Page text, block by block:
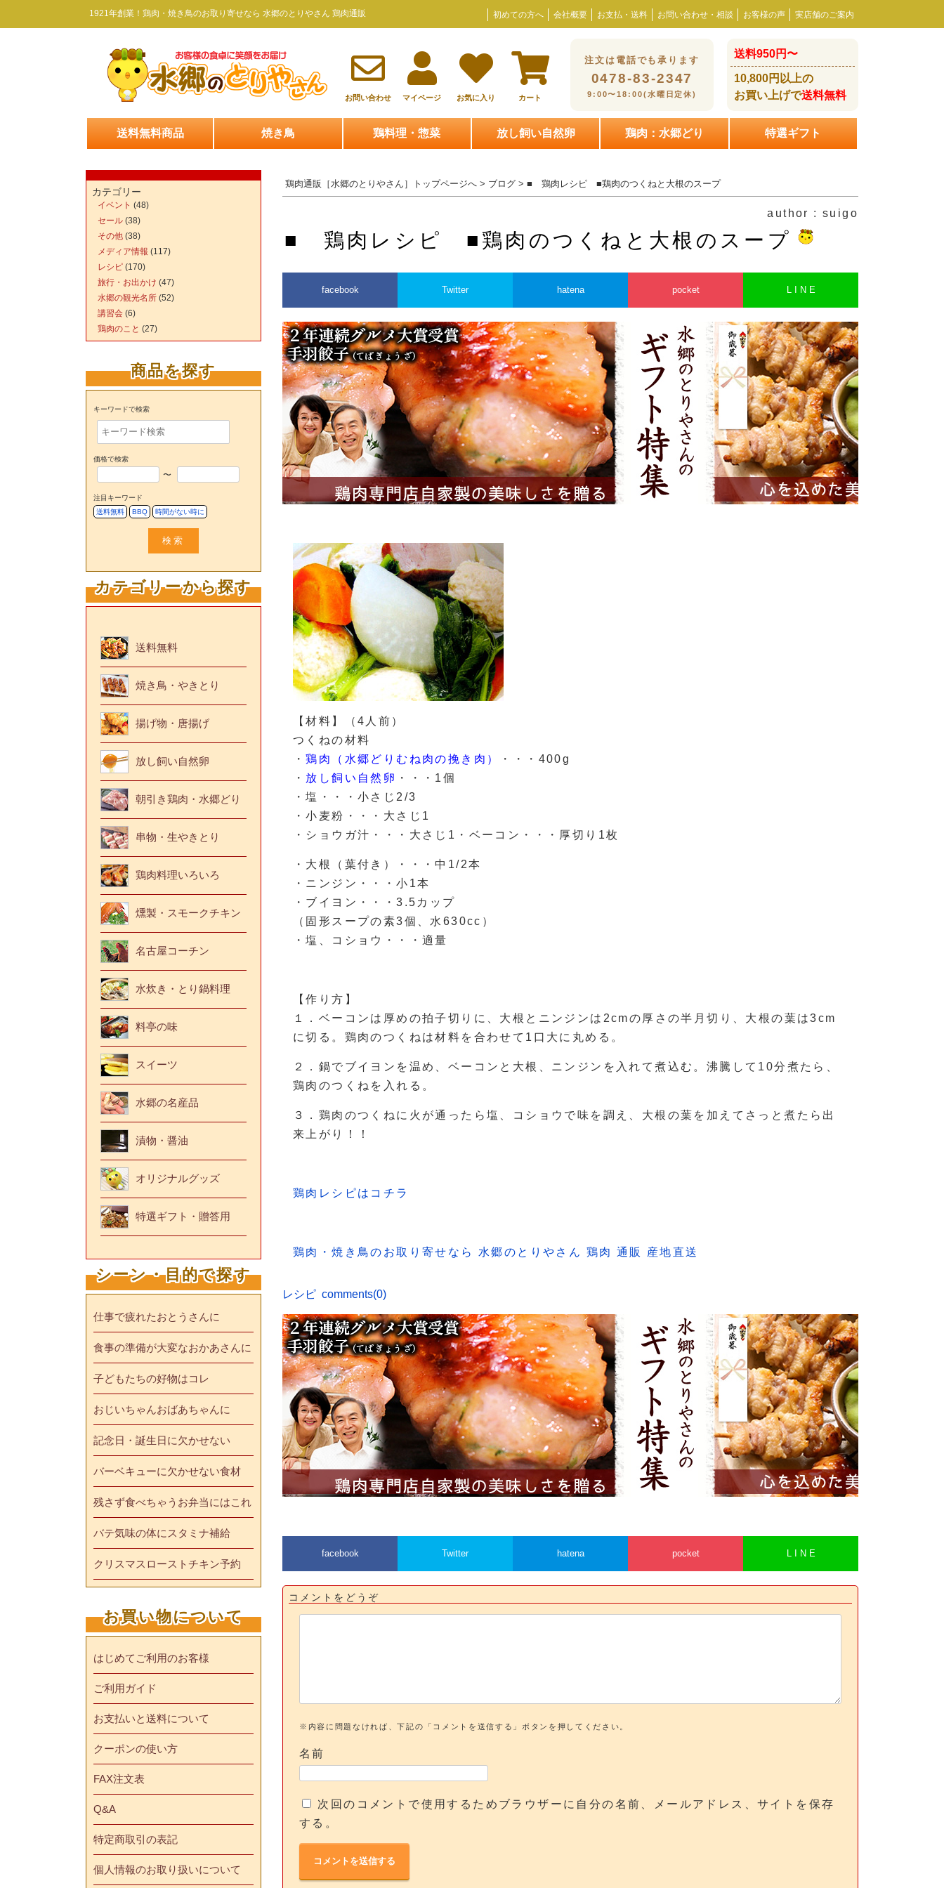
1921年創業！鶏肉・焼き鳥のお取り寄せなら 水郷のとりやさん 鶏肉通販 初めての方へ 会社概要 お支払・送料 お問い合わせ・相談 お客様の声 実店舗のご案内
お問い合わせ マイページ お気に入り カート
注文は電話でも承ります
0478-83-2347
9:00〜18:00(水曜日定休)
送料950円〜
10,800円以上の
お買い上げで送料無料
送料無料商品 焼き鳥 鶏料理・惣菜 放し飼い自然卵 鶏肉：水郷どり 特選ギフト
鶏肉通販［水郷のとりやさん］トップページへ > ブログ > ■ 鶏肉レシピ ■鶏肉のつくねと大根のスープ
author : suigo
■ 鶏肉レシピ ■鶏肉のつくねと大根のスープ
facebook Twitter hatena pocket L I N E
【材料】（4人前）
つくねの材料
・鶏肉（水郷どりむね肉の挽き肉）
・・・400g
・ 放し飼い自然卵 ・・・1個
・塩・・・小さじ2/3
・小麦粉・・・大さじ1
・ショウガ汁・・・大さじ1・ベーコン・・・厚切り1枚
・大根（葉付き）・・・中1/2本
・ニンジン・・・小1本
・ブイヨン・・・3.5カップ
（固形スープの素3個、水630cc）
・塩、コショウ・・・適量
【作り方】
１．ベーコンは厚めの拍子切りに、大根とニンジンは2cmの厚さの半月切り、大根の葉は3cm
に切る。鶏肉のつくねは材料を合わせて1口大に丸める。
２．鍋でブイヨンを温め、ベーコンと大根、ニンジンを入れて煮込む。沸騰して10分煮たら、
鶏肉のつくねを入れる。
３．鶏肉のつくねに火が通ったら塩、コショウで味を調え、大根の葉を加えてさっと煮たら出
来上がり！！
鶏肉レシピはコチラ
鶏肉・焼き鳥のお取り寄せなら 水郷のとりやさん 鶏肉 通販 産地直送
レシピ comments(0)
facebook Twitter hatena pocket L I N E
コメントをどうぞ
※内容に問題なければ、下記の「コメントを送信する」ボタンを押してください。
名前
次回のコメントで使用するためブラウザーに自分の名前、メールアドレス、サイトを保存
する。
カテゴリー
イベント (48)
セール (38)
その他 (38)
メディア情報 (117)
レシピ (170)
旅行・お出かけ (47)
水郷の観光名所 (52)
講習会 (6)
鶏肉のこと (27)
商品を探す
キーワードで検索
価格で検索
〜
注目キーワード
送料無料
BBQ 時間がない時に
検索
カテゴリーから探す
送料無料
焼き鳥・やきとり
揚げ物・唐揚げ
放し飼い自然卵
朝引き鶏肉・水郷どり
串物・生やきとり
鶏肉料理いろいろ
燻製・スモークチキン
名古屋コーチン
水炊き・とり鍋料理
料亭の味
スイーツ
水郷の名産品
漬物・醤油
オリジナルグッズ
特選ギフト・贈答用
シーン・目的で探す
仕事で疲れたおとうさんに
食事の準備が大変なおかあさんに
子どもたちの好物はコレ
おじいちゃんおばあちゃんに
記念日・誕生日に欠かせない
バーベキューに欠かせない食材
残さず食べちゃうお弁当にはこれ
バテ気味の体にスタミナ補給
クリスマスローストチキン予約
お買い物について
はじめてご利用のお客様
ご利用ガイド
お支払いと送料について
クーポンの使い方
FAX注文表
Q&A
特定商取引の表記
個人情報のお取り扱いについて